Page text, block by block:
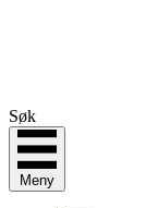
Søk
Meny